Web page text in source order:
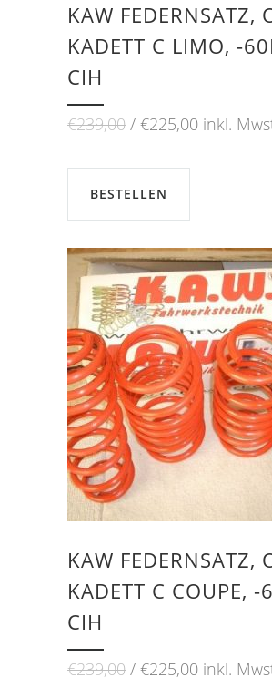
KAW FEDERNSATZ,
KADETT C LIMO, -
CIH
€239,00Ursprünglicher
€239,00
€225,00Aktueller
inkl.
BESTELLEN
KAW FEDERNSATZ,
KADETT C COUPE,
CIH
€239,00Ursprünglicher
€225,00Aktueller
inkl.